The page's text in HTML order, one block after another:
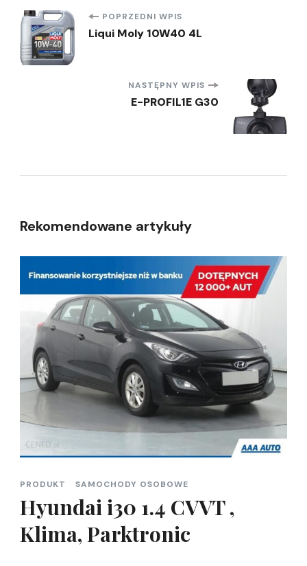
Nawigacja
wpisu
POPRZEDNI WPIS
Liqui Moly 10W40 4L
NASTĘPNY WPIS
E-PROFIL1E G30
Rekomendowane artykuły
PRODUKT SAMOCHODY OSOBOWE
Hyundai i30 1.4 CVVT ,
Klima, Parktronic